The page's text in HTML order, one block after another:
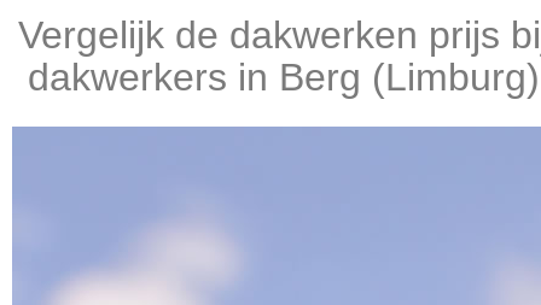
Vergelijk de dakwerken prijs
dakwerkers in Berg (Limburg)